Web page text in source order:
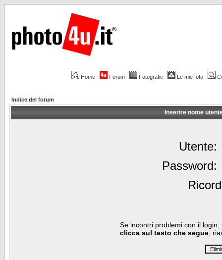
Home Forum Fotografie Le mie foto
Indice del forum
Inserire nome
Utente:
Password:
Se incontri problemi con il
clicca sul tasto che segue ,